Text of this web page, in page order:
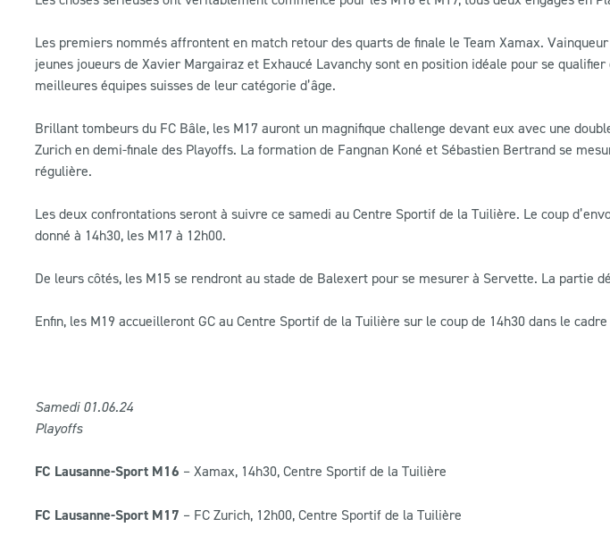
Les premiers nommés affrontent en match retour des quarts de finale le Team Xamax.
jeunes joueurs de Xavier Margairaz et Exhaucé Lavanchy sont en position idéale pour se
meilleures équipes suisses de leur catégorie d’âge.
Brillant tombeurs du FC Bâle, les M17 auront un magnifique challenge devant eux avec une
Zurich en demi-finale des Playoffs. La formation de Fangnan Koné et Sébastien Bertrand se
régulière.
Les deux confrontations seront à suivre ce samedi au Centre Sportif de la Tuilière. Le coup
donné à 14h30, les M17 à 12h00.
De leurs côtés, les M15 se rendront au stade de Balexert pour se mesurer à Servette. La partie
Enfin, les M19 accueilleront GC au Centre Sportif de la Tuilière sur le coup de 14h30 dans le
Samedi 01.06.24
Playoffs
FC Lausanne-Sport M16 – Xamax, 14h30, Centre Sportif de la Tuilière
FC Lausanne-Sport M17 – FC Zurich, 12h00, Centre Sportif de la Tuilière